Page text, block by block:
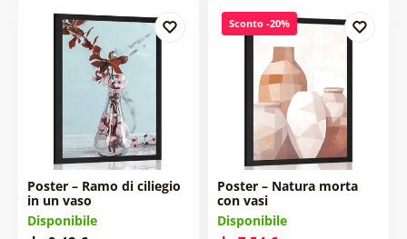
Poster – Ramo di ciliegio
in un vaso
Disponibile
Sconto -20%
Poster – Natura morta
con vasi
Disponibile